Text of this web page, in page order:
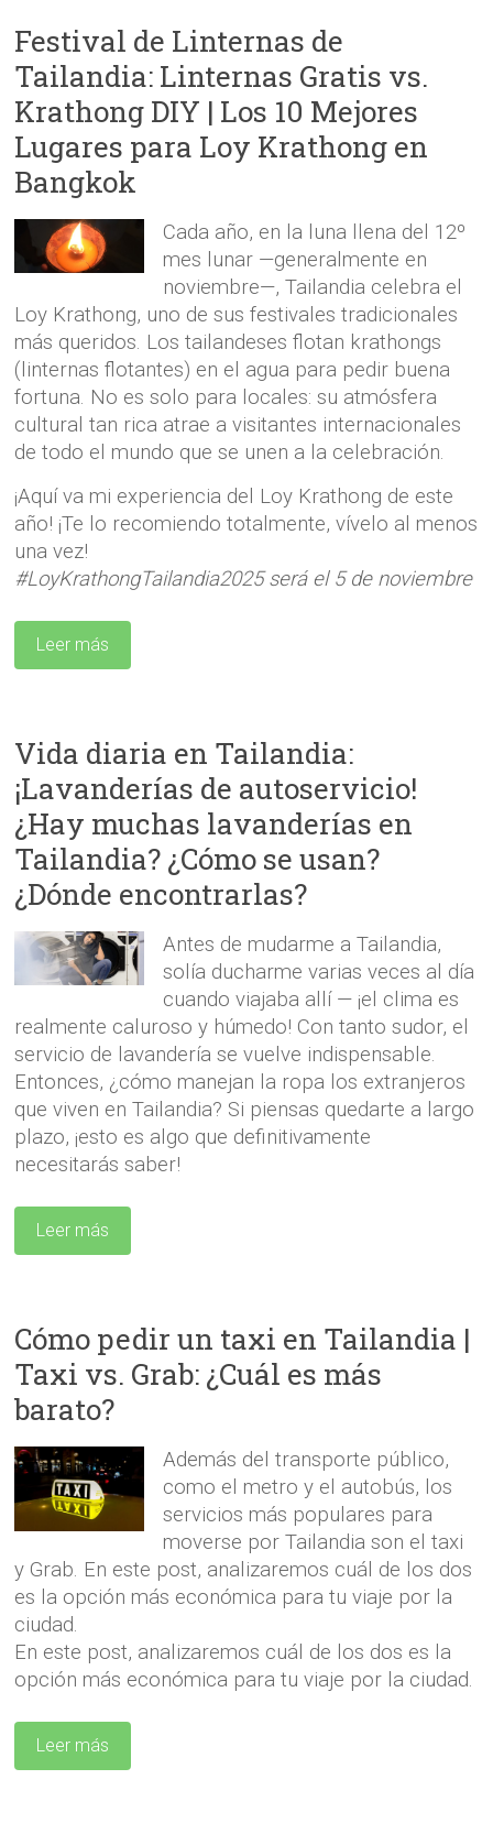
Festival de Linternas de
Tailandia: Linternas Gratis vs.
Krathong DIY | Los 10 Mejores
Lugares para Loy Krathong en
Bangkok
Cada año, en la luna llena del 12º
mes lunar —generalmente en
noviembre—, Tailandia celebra el
Loy Krathong, uno de sus festivales tradicionales
más queridos. Los tailandeses flotan krathongs
(linternas flotantes) en el agua para pedir buena
fortuna. No es solo para locales: su atmósfera
cultural tan rica atrae a visitantes internacionales
de todo el mundo que se unen a la celebración.
¡Aquí va mi experiencia del Loy Krathong de este
año! ¡Te lo recomiendo totalmente, vívelo al menos
una vez!
#LoyKrathongTailandia2025 será el 5 de noviembre
Leer más
Vida diaria en Tailandia:
¡Lavanderías de autoservicio!
¿Hay muchas lavanderías en
Tailandia? ¿Cómo se usan?
¿Dónde encontrarlas?
Antes de mudarme a Tailandia,
solía ducharme varias veces al día
cuando viajaba allí — ¡el clima es
realmente caluroso y húmedo! Con tanto sudor, el
servicio de lavandería se vuelve indispensable.
Entonces, ¿cómo manejan la ropa los extranjeros
que viven en Tailandia? Si piensas quedarte a largo
plazo, ¡esto es algo que definitivamente
necesitarás saber!
Leer más
Cómo pedir un taxi en Tailandia |
Taxi vs. Grab: ¿Cuál es más
barato?
Además del transporte público,
como el metro y el autobús, los
servicios más populares para
moverse por Tailandia son el taxi
y Grab. En este post, analizaremos cuál de los dos
es la opción más económica para tu viaje por la
ciudad.
En este post, analizaremos cuál de los dos es la
opción más económica para tu viaje por la ciudad.
Leer más